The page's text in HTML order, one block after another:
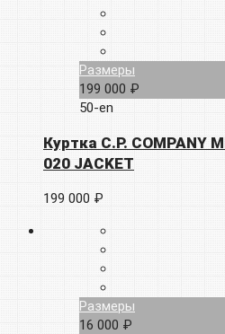
Размеры
199 000 ₽
50-en
Куртка C.P. COMPANY
020 JACKET
199 000 ₽
Размеры
16 000 ₽